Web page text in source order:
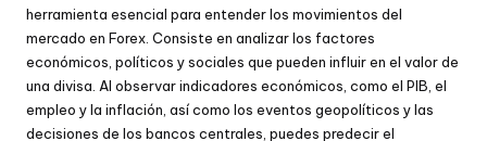
herramienta esencial para entender los movimientos del
mercado en Forex. Consiste en analizar los factores
económicos, políticos y sociales que pueden influir en el valor de
una divisa. Al observar indicadores económicos, como el PIB, el
empleo y la inflación, así como los eventos geopolíticos y las
decisiones de los bancos centrales, puedes predecir el